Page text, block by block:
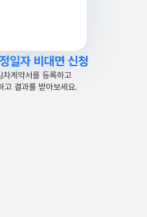
일자 비대면 신청
차계약서를 등록하고
고 결과를 받아보세요.